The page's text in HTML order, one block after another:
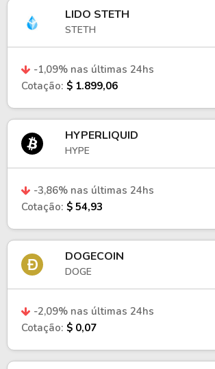
LIDO STETH
STETH
-1,09% nas últimas 24hs
Cotação: $ 1.899,06
HYPERLIQUID
HYPE
-3,86% nas últimas 24hs
Cotação: $ 54,93
DOGECOIN
DOGE
-2,09% nas últimas 24hs
Cotação: $ 0,07